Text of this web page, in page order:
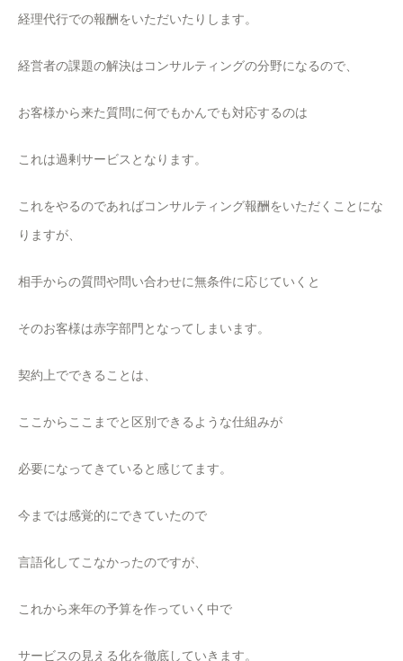
経理代行での報酬をいただいたりします。
経営者の課題の解決はコンサルティングの分野になるので、
お客様から来た質問に何でもかんでも対応するのは
これは過剰サービスとなります。
これをやるのであればコンサルティング報酬をいただくことにな
りますが、
相手からの質問や問い合わせに無条件に応じていくと
そのお客様は赤字部門となってしまいます。
契約上でできることは、
ここからここまでと区別できるような仕組みが
必要になってきていると感じてます。
今までは感覚的にできていたので
言語化してこなかったのですが、
これから来年の予算を作っていく中で
サービスの見える化を徹底していきます。